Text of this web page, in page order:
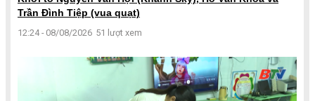
Trần Đình Tiệp (vua quạt)
12:24 - 08/08/2026 51 lượt xem